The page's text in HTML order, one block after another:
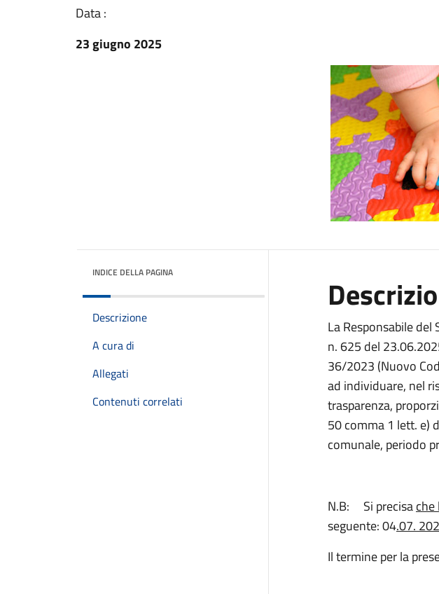
Data :
23 giugno 2025
INDICE DELLA PAGINA
Descrizione
A cura di
Allegati
Contenuti correlati
La Responsabile
n. 625 del
36/2023 (Nuovo
ad individuare, nel
trasparenza,
50 comma 1 lett. e)
comunale, periodo
N.B: Si precisa
seguente: 04.07.
Il termine per la